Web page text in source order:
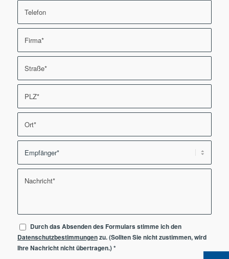
Durch das Absenden des Formulars stimme ich den
Datenschutzbestimmungenzu. (Sollten Sie nicht zustimmen, wird
Ihre Nachricht nicht übertragen.)*